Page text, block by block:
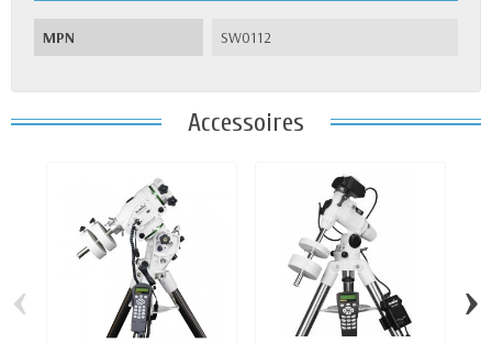
MPN SW0112
Accessoires
‹ ›